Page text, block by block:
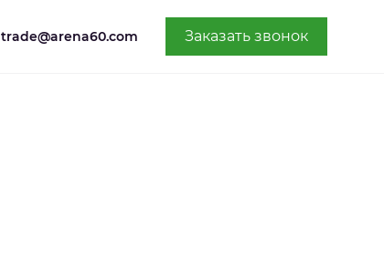
trade@arena60.com Заказать звонок